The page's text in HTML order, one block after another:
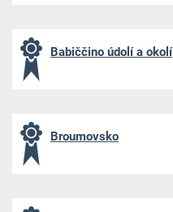
Babiččino údolí a okolí
Broumovsko